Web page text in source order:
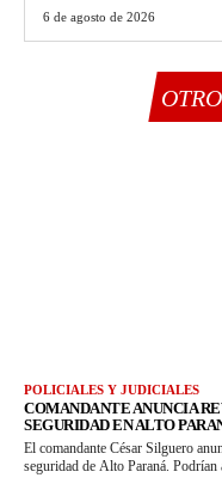
6 de agosto de 2026
POLICIALES Y JUDICIALES
COMANDANTE ANUNCIA
SEGURIDAD EN ALTO
El comandante César Silguero
seguridad de Alto Paraná. Podrían